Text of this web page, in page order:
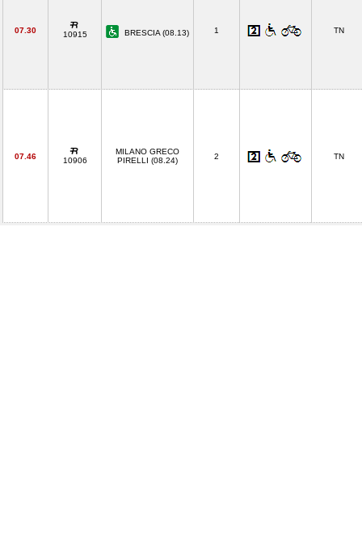
07.30 10915 BRESCIA (08.13) 1 TN
07.46 10906
MILANO GRECO
PIRELLI (08.24)
2 TN